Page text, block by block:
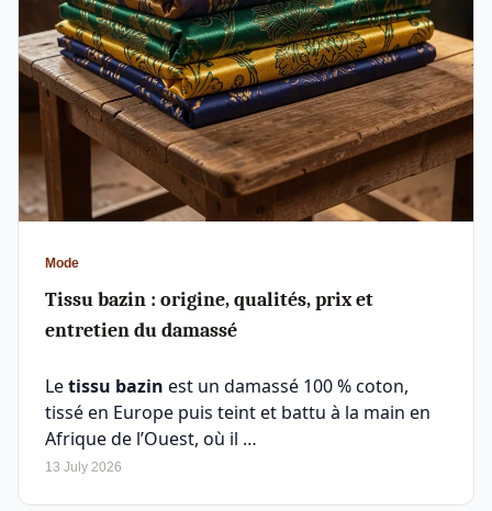
Mode
Tissu bazin : origine, qualités, prix et
entretien du damassé
Letissu bazin est un damassé 100 % coton,
tissé en Europe puis teint et battu à la main en
Afrique de l’Ouest, où il …
13 July 2026